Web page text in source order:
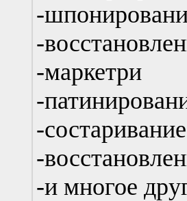
-
-
-маркетри
-
-состаривание
-
-и многое